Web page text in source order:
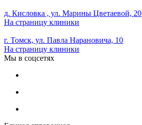
д. Кисловка , ул. Марины Цветаевой, 20
На страницу клиники
г. Томск, ул. Павла Нарановича, 10
На страницу клиники
Мы в соцсетях